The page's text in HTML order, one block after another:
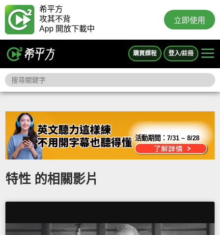
希平方
攻其不背
App 開放下載中
立即使用
購買課程 登入/註冊
活動期間：7/31 ~ 8/28
特性 的相關影片